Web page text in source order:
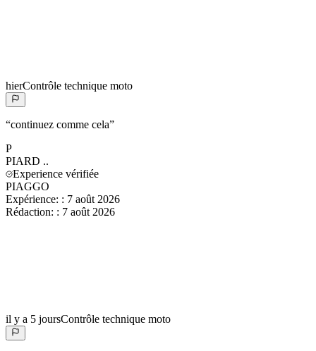
hierContrôle technique moto
“continuez comme cela”
P
PIARD ..
Experience vérifiée
PIAGGO
Expérience: : 7 août 2026
Rédaction: : 7 août 2026
il y a 5 joursContrôle technique moto